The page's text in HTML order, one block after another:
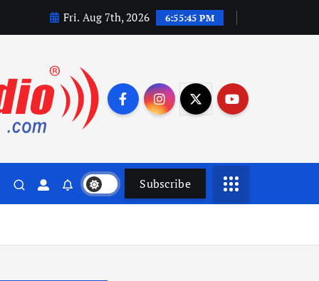
Fri. Aug 7th, 2026 6:55:46 PM
Subscribe